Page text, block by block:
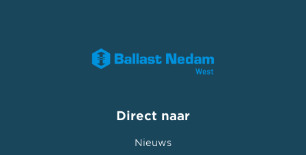
Direct naar
Nieuws